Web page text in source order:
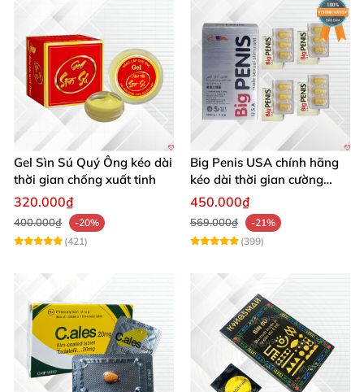
Gel Sìn Sú Quý Ông kéo dài
thời gian chống xuất tinh
320.000₫
400.000₫
-20%
(421)
Big Penis USA chính hãng
kéo dài thời gian cường
dương chống xuất tinh sớm
hộp 12 viên
450.000₫
569.000₫
-21%
(399)